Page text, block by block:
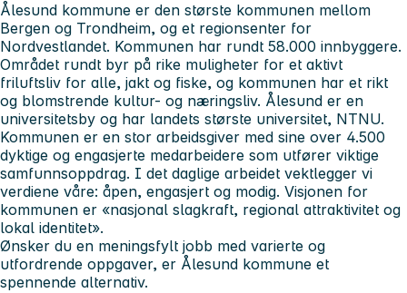
Ålesund kommune er den største kommunen mellom
Bergen og Trondheim, og et regionsenter for
Nordvestlandet. Kommunen har rundt 58.000 innbyggere.
Området rundt byr på rike muligheter for et aktivt
friluftsliv for alle, jakt og fiske, og kommunen har et rikt
og blomstrende kultur- og næringsliv. Ålesund er en
universitetsby og har landets største universitet, NTNU.
Kommunen er en stor arbeidsgiver med sine over 4.500
dyktige og engasjerte medarbeidere som utfører viktige
samfunnsoppdrag. I det daglige arbeidet vektlegger vi
verdiene våre: åpen, engasjert og modig. Visjonen for
kommunen er «nasjonal slagkraft, regional attraktivitet og
lokal identitet».
Ønsker du en meningsfylt jobb med varierte og
utfordrende oppgaver, er Ålesund kommune et
spennende alternativ.